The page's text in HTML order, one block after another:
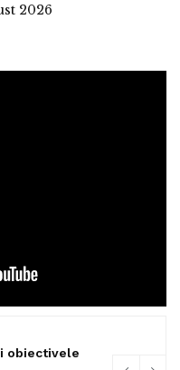
2026
obiectivele